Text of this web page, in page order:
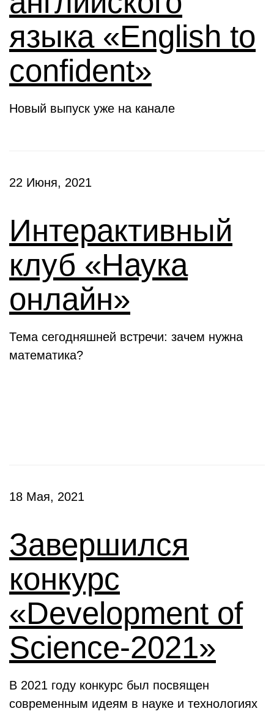
языка «English to
confident»
Новый выпуск уже на канале
22 Июня, 2021
Интерактивный
клуб «Наука
онлайн»
Тема сегодняшней встречи: зачем нужна
математика?
18 Мая, 2021
Завершился
конкурс
«Development of
Science-2021»
В 2021 году конкурс был посвящен
современным идеям в науке и технологиях